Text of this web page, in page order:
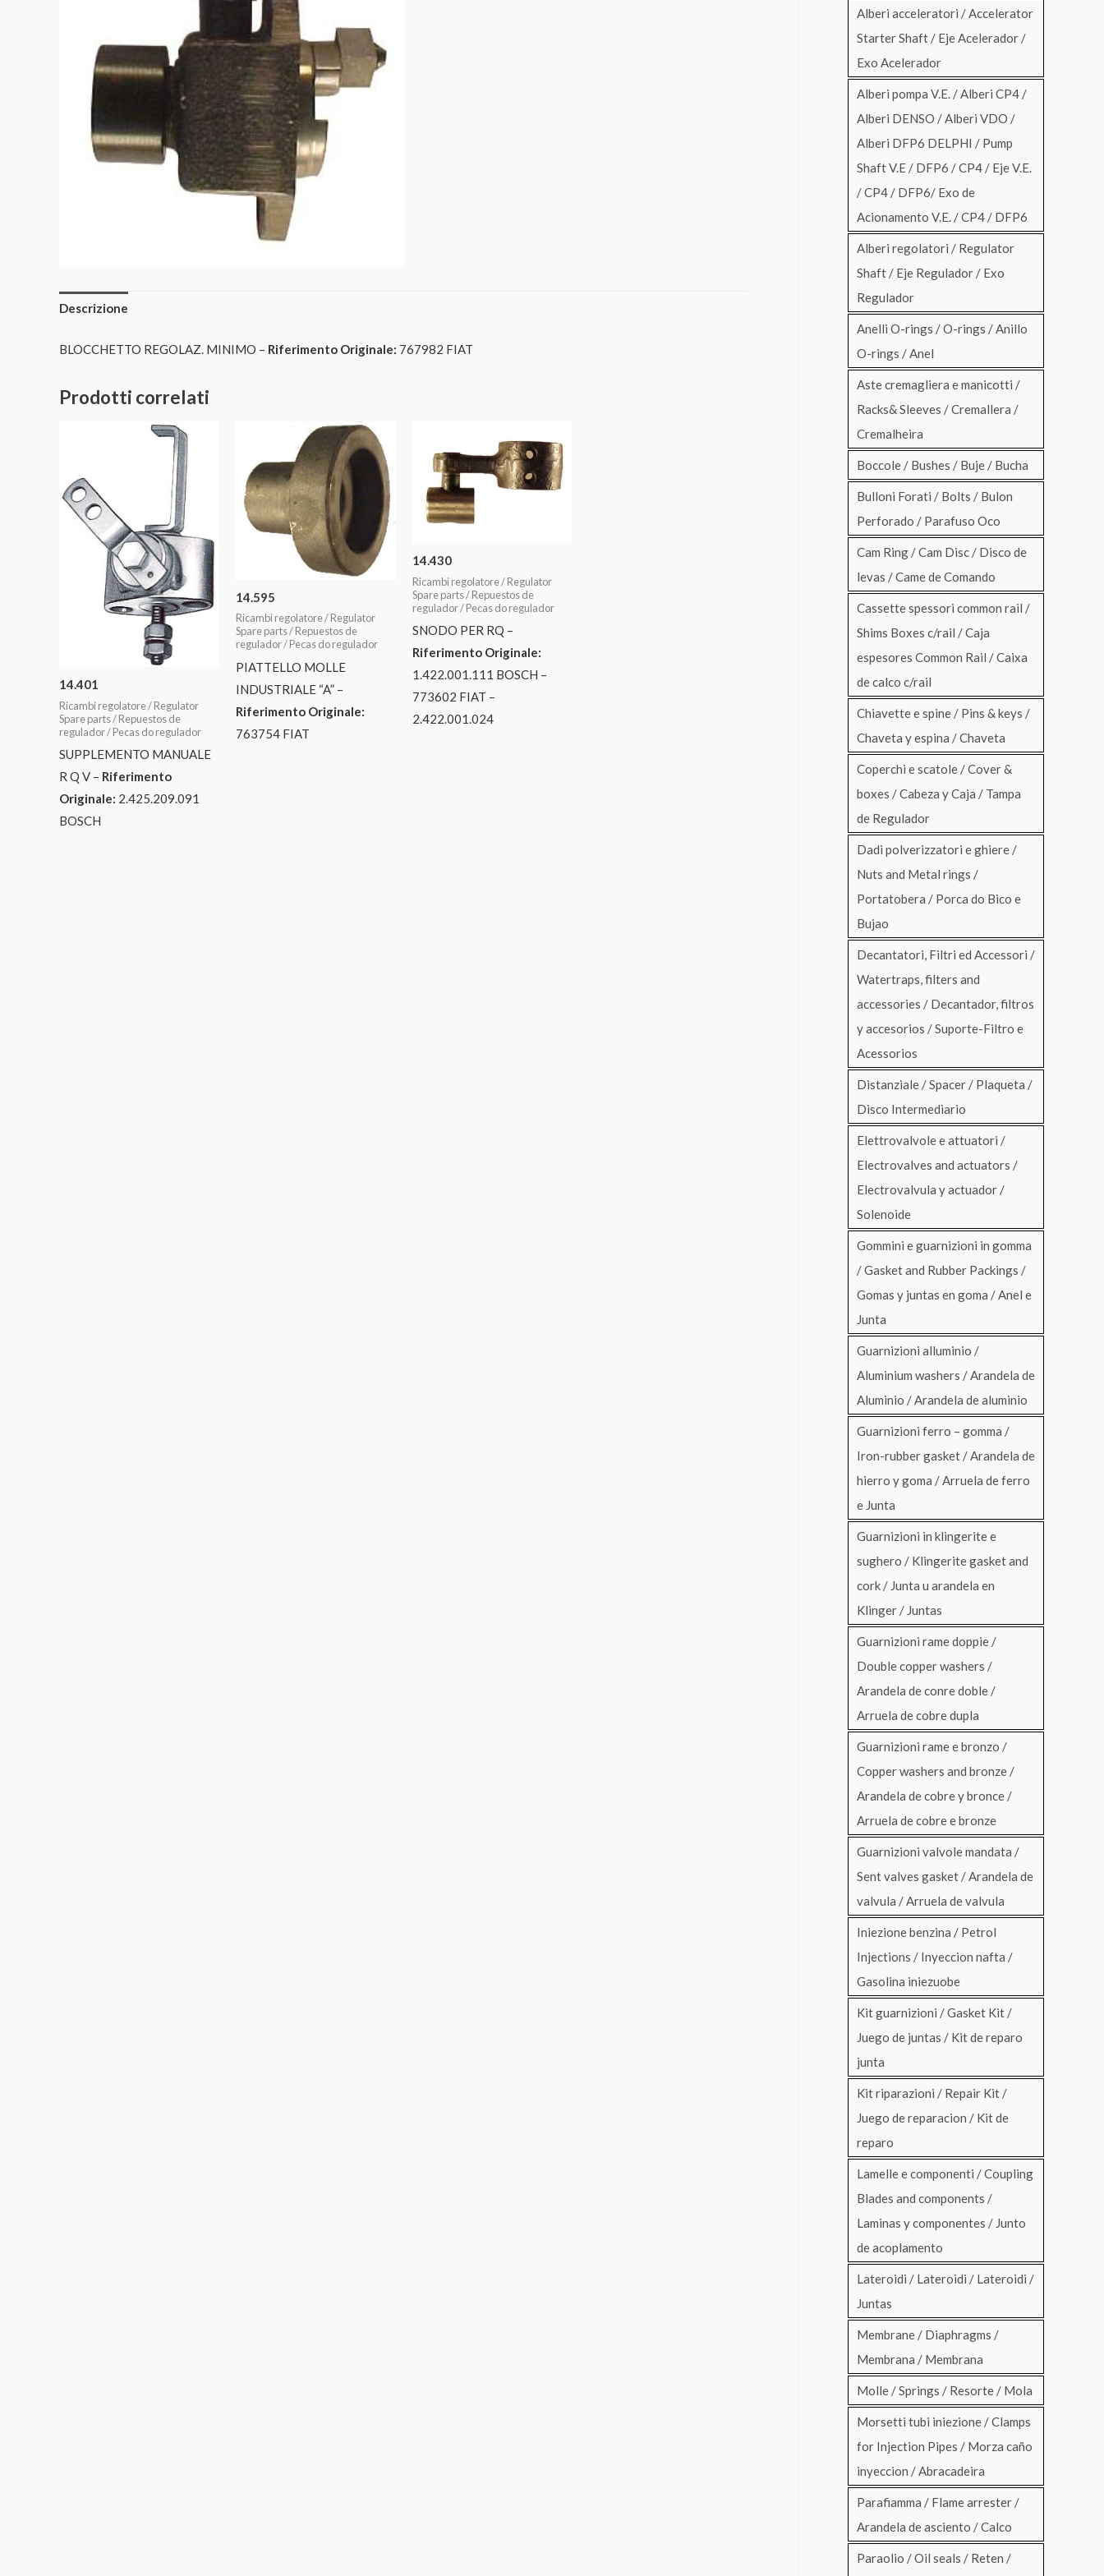
Descrizione
BLOCCHETTO REGOLAZ. MINIMO – Riferimento Originale: 767982 FIAT
Prodotti correlati
14.401
Ricambi regolatore / Regulator
Spare parts / Repuestos de
regulador / Pecas do regulador
SUPPLEMENTO MANUALE
R Q V – Riferimento
Originale: 2.425.209.091
BOSCH
14.595
Ricambi regolatore / Regulator
Spare parts / Repuestos de
regulador / Pecas do regulador
PIATTELLO MOLLE
INDUSTRIALE “A” –
Riferimento Originale:
763754 FIAT
14.430
Ricambi regolatore / Regulator
Spare parts / Repuestos de
regulador / Pecas do regulador
SNODO PER RQ –
Riferimento Originale:
1.422.001.111 BOSCH –
773602 FIAT –
2.422.001.024
Alberi acceleratori / Accelerator
Starter Shaft / Eje Acelerador /
Exo Acelerador
Alberi pompa V.E. / Alberi CP4 /
Alberi DENSO / Alberi VDO /
Alberi DFP6 DELPHI / Pump
Shaft V.E / DFP6 / CP4 / Eje V.E.
/ CP4 / DFP6/ Exo de
Acionamento V.E. / CP4 / DFP6
Alberi regolatori / Regulator
Shaft / Eje Regulador / Exo
Regulador
Anelli O-rings / O-rings / Anillo
O-rings / Anel
Aste cremagliera e manicotti /
Racks& Sleeves / Cremallera /
Cremalheira
Boccole / Bushes / Buje / Bucha
Bulloni Forati / Bolts / Bulon
Perforado / Parafuso Oco
Cam Ring / Cam Disc / Disco de
levas / Came de Comando
Cassette spessori common rail /
Shims Boxes c/rail / Caja
espesores Common Rail / Caixa
de calco c/rail
Chiavette e spine / Pins & keys /
Chaveta y espina / Chaveta
Coperchi e scatole / Cover &
boxes / Cabeza y Caja / Tampa
de Regulador
Dadi polverizzatori e ghiere /
Nuts and Metal rings /
Portatobera / Porca do Bico e
Bujao
Decantatori, Filtri ed Accessori /
Watertraps, filters and
accessories / Decantador, filtros
y accesorios / Suporte-Filtro e
Acessorios
Distanziale / Spacer / Plaqueta /
Disco Intermediario
Elettrovalvole e attuatori /
Electrovalves and actuators /
Electrovalvula y actuador /
Solenoide
Gommini e guarnizioni in gomma
/ Gasket and Rubber Packings /
Gomas y juntas en goma / Anel e
Junta
Guarnizioni alluminio /
Aluminium washers / Arandela de
Aluminio / Arandela de aluminio
Guarnizioni ferro – gomma /
Iron-rubber gasket / Arandela de
hierro y goma / Arruela de ferro
e Junta
Guarnizioni in klingerite e
sughero / Klingerite gasket and
cork / Junta u arandela en
Klinger / Juntas
Guarnizioni rame doppie /
Double copper washers /
Arandela de conre doble /
Arruela de cobre dupla
Guarnizioni rame e bronzo /
Copper washers and bronze /
Arandela de cobre y bronce /
Arruela de cobre e bronze
Guarnizioni valvole mandata /
Sent valves gasket / Arandela de
valvula / Arruela de valvula
Iniezione benzina / Petrol
Injections / Inyeccion nafta /
Gasolina iniezuobe
Kit guarnizioni / Gasket Kit /
Juego de juntas / Kit de reparo
junta
Kit riparazioni / Repair Kit /
Juego de reparacion / Kit de
reparo
Lamelle e componenti / Coupling
Blades and components /
Laminas y componentes / Junto
de acoplamento
Lateroidi / Lateroidi / Lateroidi /
Juntas
Membrane / Diaphragms /
Membrana / Membrana
Molle / Springs / Resorte / Mola
Morsetti tubi iniezione / Clamps
for Injection Pipes / Morza caño
inyeccion / Abracadeira
Parafiamma / Flame arrester /
Arandela de asciento / Calco
Paraolio / Oil seals / Reten /